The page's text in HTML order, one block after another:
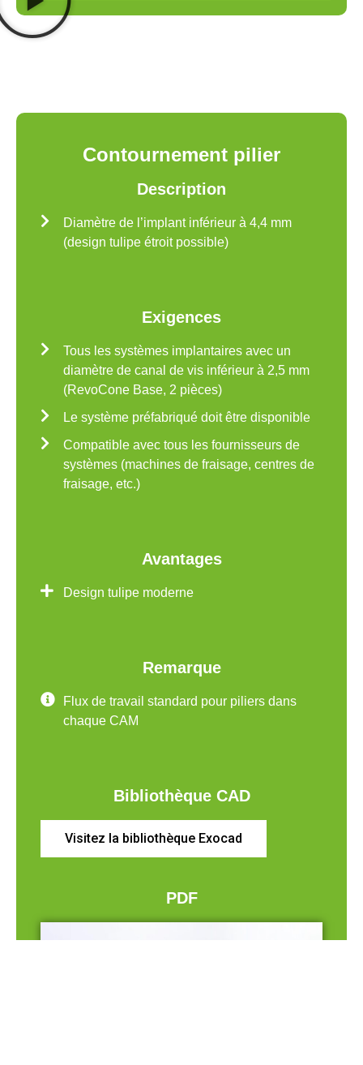
Contournement pilier
Description
Diamètre de l’implant inférieur à 4,4 mm
(design tulipe étroit possible)
Exigences
Tous les systèmes implantaires avec un
diamètre de canal de vis inférieur à 2,5 mm
(RevoCone Base, 2 pièces)
Le système préfabriqué doit être disponible
Compatible avec tous les fournisseurs de
systèmes (machines de fraisage, centres de
fraisage, etc.)
Avantages
Design tulipe moderne
Remarque
Flux de travail standard pour piliers dans
chaque CAM
Bibliothèque CAD
Visitez la bibliothèque Exocad
PDF